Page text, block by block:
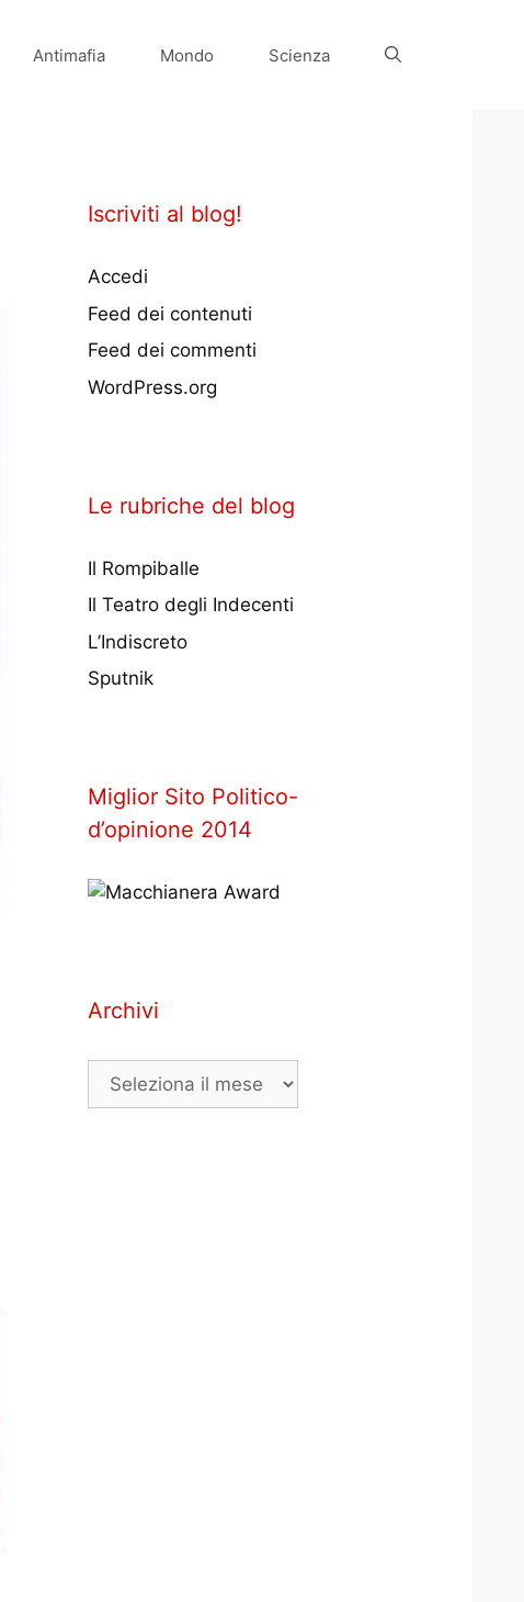
Antimafia Mondo Scienza
Iscriviti al blog!
Accedi
Feed dei contenuti
Feed dei commenti
WordPress.org
Le rubriche del blog
Il Rompiballe
Il Teatro degli Indecenti
L’Indiscreto
Sputnik
Miglior Sito Politico-
d’opinione 2014
Archivi
Archivi